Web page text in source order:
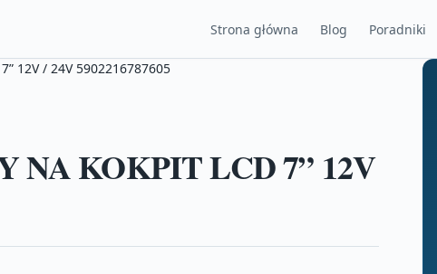
Strona główna Blog Poradniki
12V / 24V 5902216787605
NA KOKPIT LCD 7” 12V